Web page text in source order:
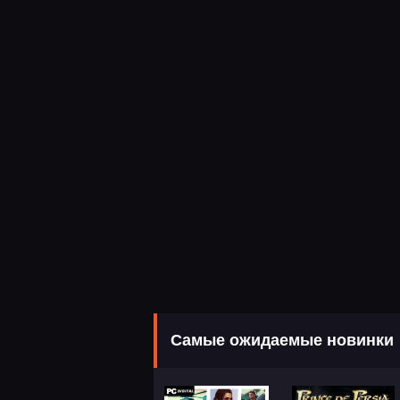
Самые ожидаемые новинки